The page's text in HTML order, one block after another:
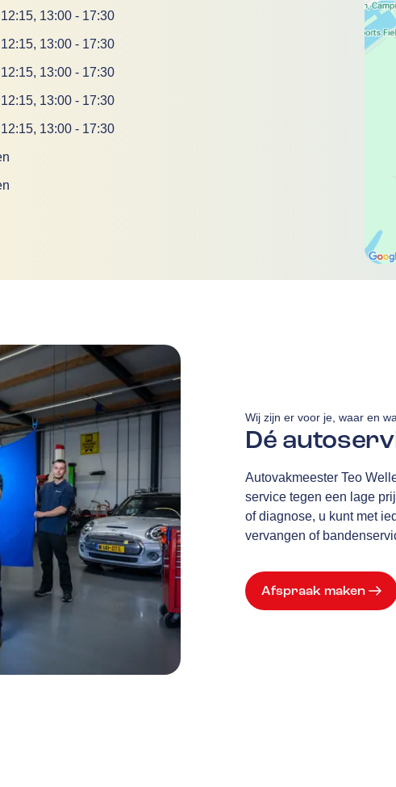
12:15, 13:00 - 17:30
12:15, 13:00 - 17:30
12:15, 13:00 - 17:30
12:15, 13:00 - 17:30
12:15, 13:00 - 17:30
Dé
Wij zijn er voor je, waar en
Autovakmeester Teo
service tegen een lage
of diagnose, u kunt met
vervangen of
Afspraak maken